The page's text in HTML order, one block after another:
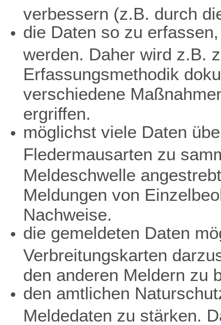
verbessern (z.B. durch
die Daten so zu
werden. Daher wird z.B.
Erfassungsmethodik
verschiedene
ergriffen.
möglichst viele Daten
Fledermausarten zu
Meldeschwelle
Meldungen von
Nachweise.
die gemeldeten Daten
Verbreitungskarten
den anderen Meldern zu
den amtlichen
Meldedaten zu stärken.